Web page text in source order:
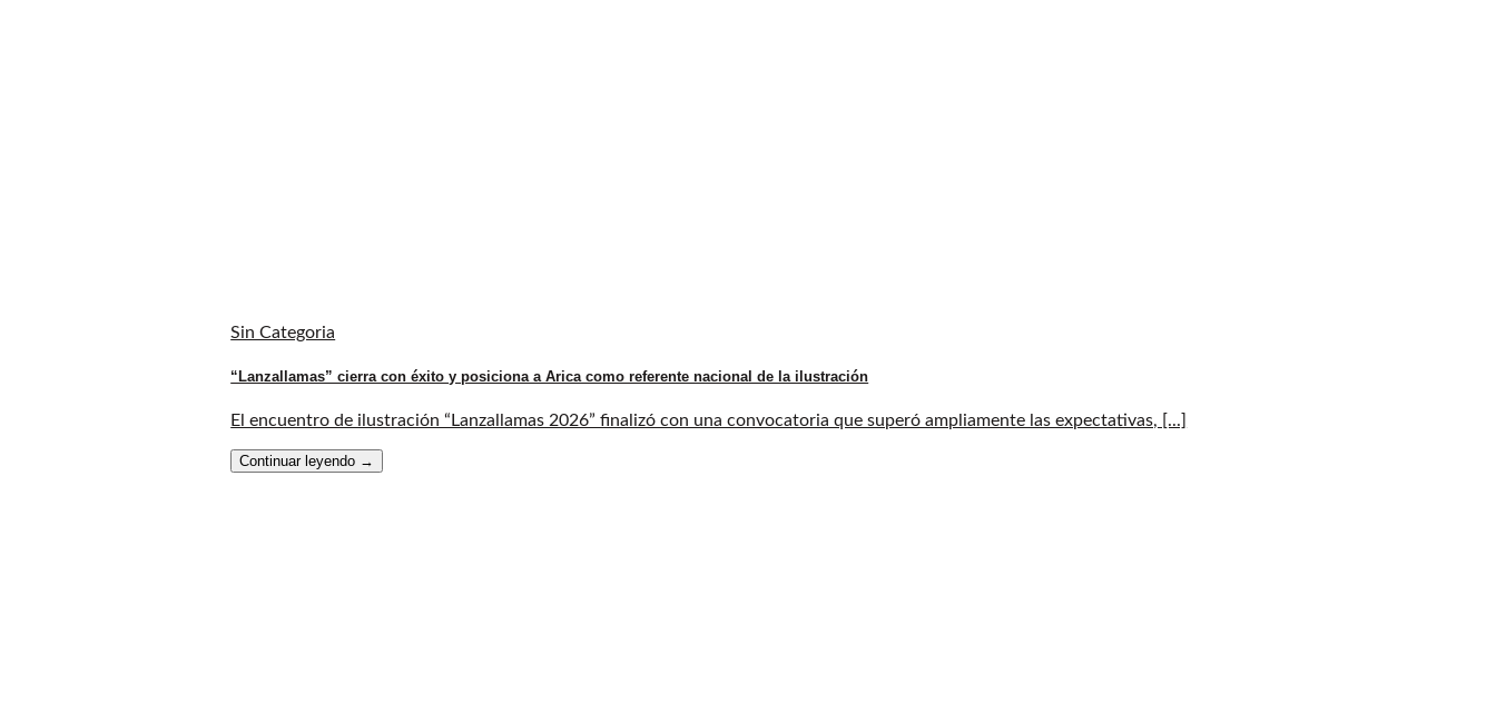
Sin Categoria
“Lanzallamas” cierra con éxito y posiciona a Arica como referente nacional de la ilustración
El encuentro de ilustración “Lanzallamas 2026” finalizó con una convocatoria que superó ampliamente las expectativas, [...]
Continuar leyendo →